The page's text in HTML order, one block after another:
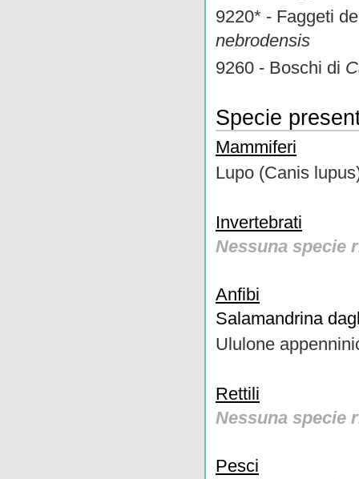
9220* - Faggeti
nebrodensis
9260 - Boschi di
Specie
Mammiferi
Lupo (Canis
Invertebrati
Nessuna specie
Anfibi
Salamandrina
Ululone
Rettili
Nessuna specie
Pesci